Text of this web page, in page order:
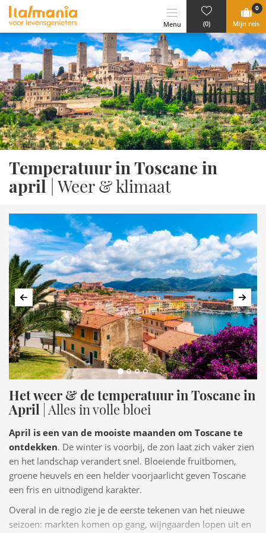
Ga naar content
Menu (0)
0
Mijn reis
Temperatuur in Toscane in
april | Weer & klimaat
Vorige
Het weer & de temperatuur in Toscane in
April
| Alles in volle bloei
April is een van de mooiste maanden om Toscane te
ontdekken. De winter is voorbij, de zon laat zich vaker zien
en het landschap verandert snel. Bloeiende fruitbomen,
groene heuvels en een helder voorjaarlicht geven Toscane
een fris en uitnodigend karakter.
Overal in de regio zie je de eerste tekenen van het nieuwe
seizoen: markten komen op gang, wijngaarden lopen uit en